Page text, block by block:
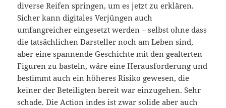
diverse Reifen springen, um es jetzt zu erklären.
Sicher kann digitales Verjüngen auch
umfangreicher eingesetzt werden – selbst ohne dass
die tatsächlichen Darsteller noch am Leben sind,
aber eine spannende Geschichte mit den gealterten
Figuren zu basteln, wäre eine Herausforderung und
bestimmt auch ein höheres Risiko gewesen, die
keiner der Beteiligten bereit war einzugehen. Sehr
schade. Die Action indes ist zwar solide aber auch